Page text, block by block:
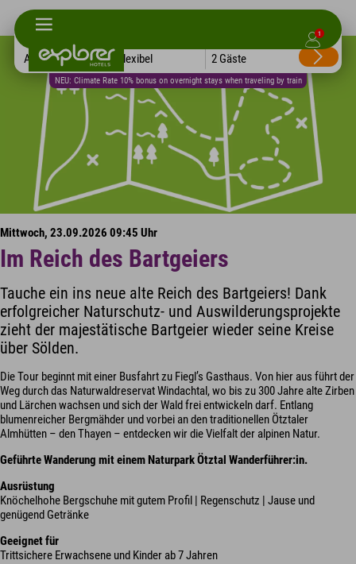
1
NEU: Climate Rate 10% bonus on overnight stays when traveling by train
Alle Hotels Flexibel 2 Gäste
Mittwoch, 23.09.2026 09:45 Uhr
Im Reich des Bartgeiers
Tauche ein ins neue alte Reich des Bartgeiers! Dank
erfolgreicher Naturschutz- und Auswilderungsprojekte
zieht der majestätische Bartgeier wieder seine Kreise
über Sölden.
Die Tour beginnt mit einer Busfahrt zu Fiegl’s Gasthaus. Von hier aus führt der
Weg durch das Naturwaldreservat Windachtal, wo bis zu 300 Jahre alte Zirben
und Lärchen wachsen und sich der Wald frei entwickeln darf. Entlang
blumenreicher Bergmähder und vorbei an den traditionellen Ötztaler
Almhütten – den Thayen – entdecken wir die Vielfalt der alpinen Natur.
Geführte Wanderung mit einem Naturpark Ötztal Wanderführer:in.
Ausrüstung
Knöchelhohe Bergschuhe mit gutem Profil | Regenschutz | Jause und
genügend Getränke
Geeignet für
Trittsichere Erwachsene und Kinder ab 7 Jahren